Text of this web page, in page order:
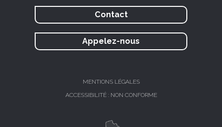
Contact
Appelez-nous
MENTIONS LÉGALES
ACCESSIBILITÉ : NON CONFORME